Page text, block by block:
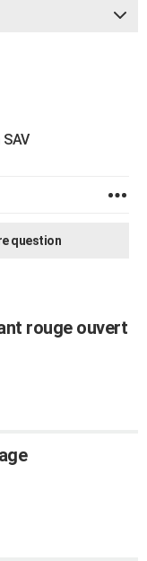
question
rouge ouvert